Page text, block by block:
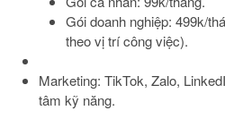
Gói doanh nghiệp: 499k/
theo vị trí công việc).
Marketing: TikTok, Zalo,
tâm kỹ năng.